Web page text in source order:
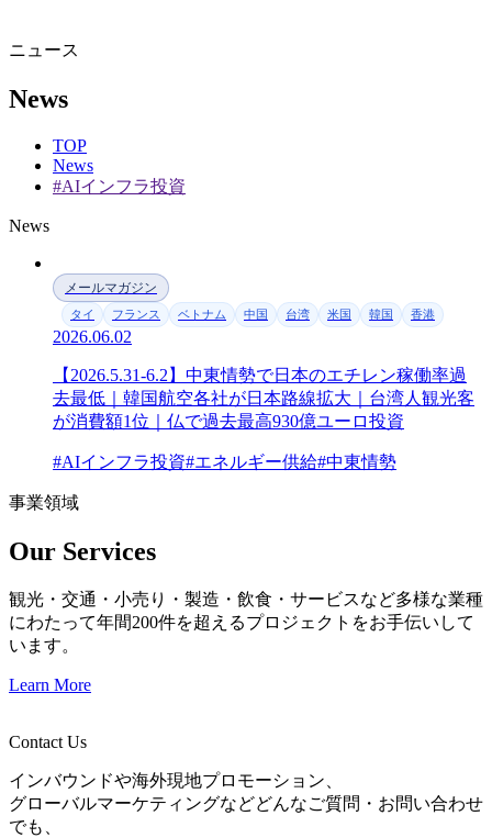
ニュース
News
TOP
News
#AIインフラ投資
News
メールマガジン
タイ フランス ベトナム 中国 台湾 米国 韓国 香港
2026.06.02
【2026.5.31-6.2】中東情勢で日本のエチレン稼働率過
去最低｜韓国航空各社が日本路線拡大｜台湾人観光客
が消費額1位｜仏で過去最高930億ユーロ投資
#AIインフラ投資#エネルギー供給#中東情勢
事業領域
Our Services
観光・交通・小売り・製造・飲食・サービスなど多様な業種
にわたって年間200件を超えるプロジェクトをお手伝いして
います。
Learn More
Contact Us
インバウンドや海外現地プロモーション、
グローバルマーケティングなどどんなご質問・お問い合わせ
でも、